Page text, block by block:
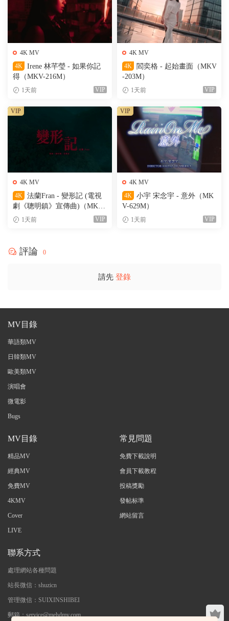
4K MV
4K
Irene 林芊瑩 - 如果你記
得（MKV-216M）
1天前 VIP
4K MV
4K
閻奕格 - 起始畫面（MKV
-203M）
1天前 VIP
4K MV
4K
法蘭Fran - 變形記 (電視
劇《聰明鎮》宣傳曲)（MKV-
205M）
1天前 VIP
VIP
4K MV
4K
小宇 宋念宇 - 意外（MK
V-629M）
1天前 VIP
VIP
評論 0
請先 登錄
MV目錄
華語類MV
日韓類MV
歐美類MV
演唱會
微電影
Bugs
MV目錄
精品MV
經典MV
免費MV
4KMV
Cover
LIVE
常見問題
免費下載說明
會員下載教程
投稿獎勵
發帖标準
網站留言
聯系方式
處理網站各種問題
站長微信：shuzicn
管理微信：SUIXINSHIBEI
郵箱：service@mehdmv.com